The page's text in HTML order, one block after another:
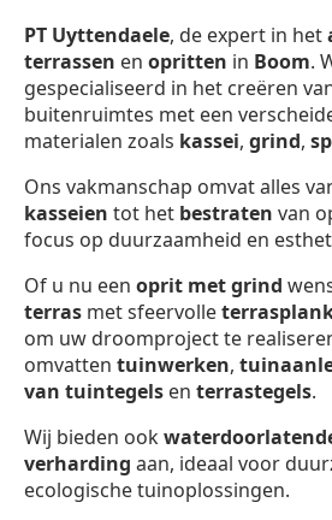
PT Uyttendaele, de expert in het
terrassen en opritten in Boom.
gespecialiseerd in het creëren
buitenruimtes met een
materialen zoals kassei, grind,
Ons vakmanschap omvat alles
kasseien tot het bestraten van
focus op duurzaamheid en
Of u nu een oprit met grind
terras met sfeervolle
om uw droomproject te
omvatten tuinwerken,
van tuintegels en terrastegels.
Wij bieden ook
verharding aan, ideaal voor
ecologische tuinoplossingen.